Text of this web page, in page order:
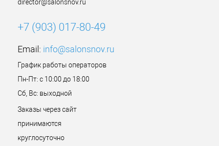
director@salonsnov.ru
+7 (903) 017-80-49
Email: info@salonsnov.ru
График работы операторов
Пн-Пт: с 10:00 до 18:00
Сб, Вс: выходной
Заказы через сайт
принимаются
круглосуточно